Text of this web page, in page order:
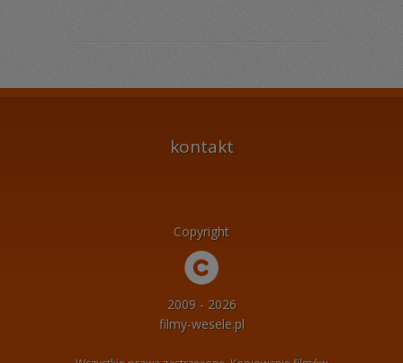
kontakt
Copyright
2009 - 2026
filmy-wesele.pl